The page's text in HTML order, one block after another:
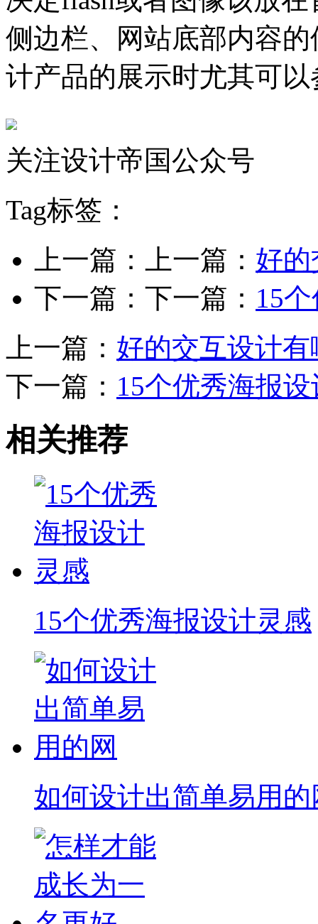
侧边栏、网站底部内容
计产品的展示时尤其可
关注设计帝国公众号
Tag标签：
上一篇：上一篇： 好
下一篇：下一篇： 15
上一篇： 好的交互设计
下一篇： 15个优秀海报
相关推荐
15个优秀海报设计灵感
如何设计出简单易用的